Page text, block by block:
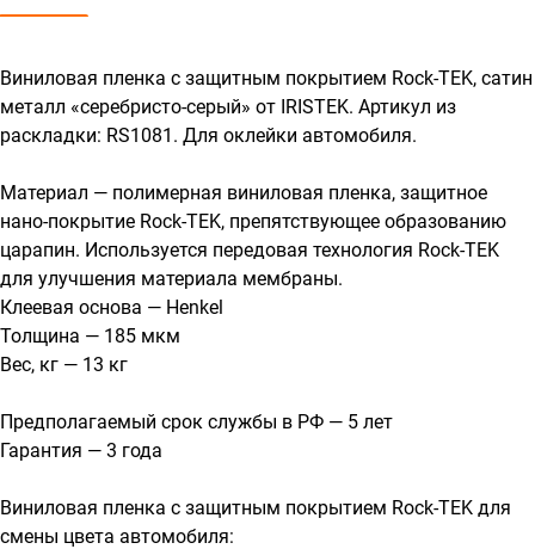
Виниловая пленка с защитным покрытием Rock-TEK, сатин
металл «серебристо-серый» от IRISTEK. Артикул из
раскладки: RS1081. Для оклейки автомобиля.
Материал — полимерная виниловая пленка, защитное
нано-покрытие Rock-TEK, препятствующее образованию
царапин. Используется передовая технология Rock-TEK
для улучшения материала мембраны.
Клеевая основа — Henkel
Толщина — 185 мкм
Вес, кг — 13 кг
Предполагаемый срок службы в РФ — 5 лет
Гарантия — 3 года
Виниловая пленка с защитным покрытием Rock-TEK для
смены цвета автомобиля: